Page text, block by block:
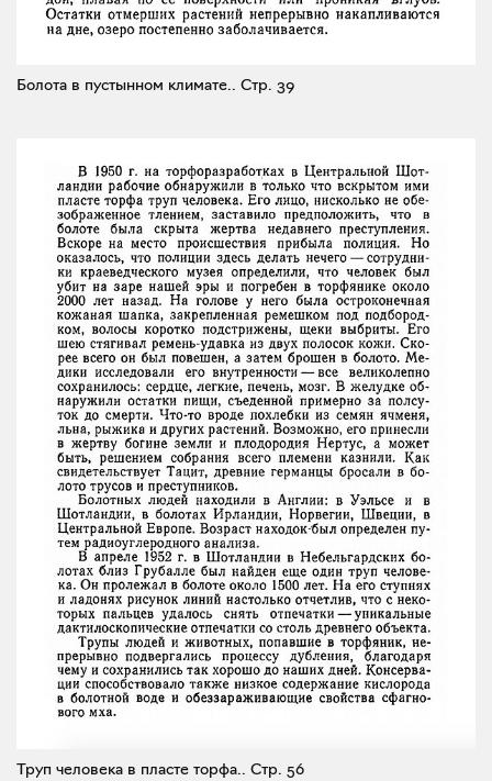
Болота в пустынном климате.. Стр. 39
Труп человека в пласте торфа.. Стр. 56